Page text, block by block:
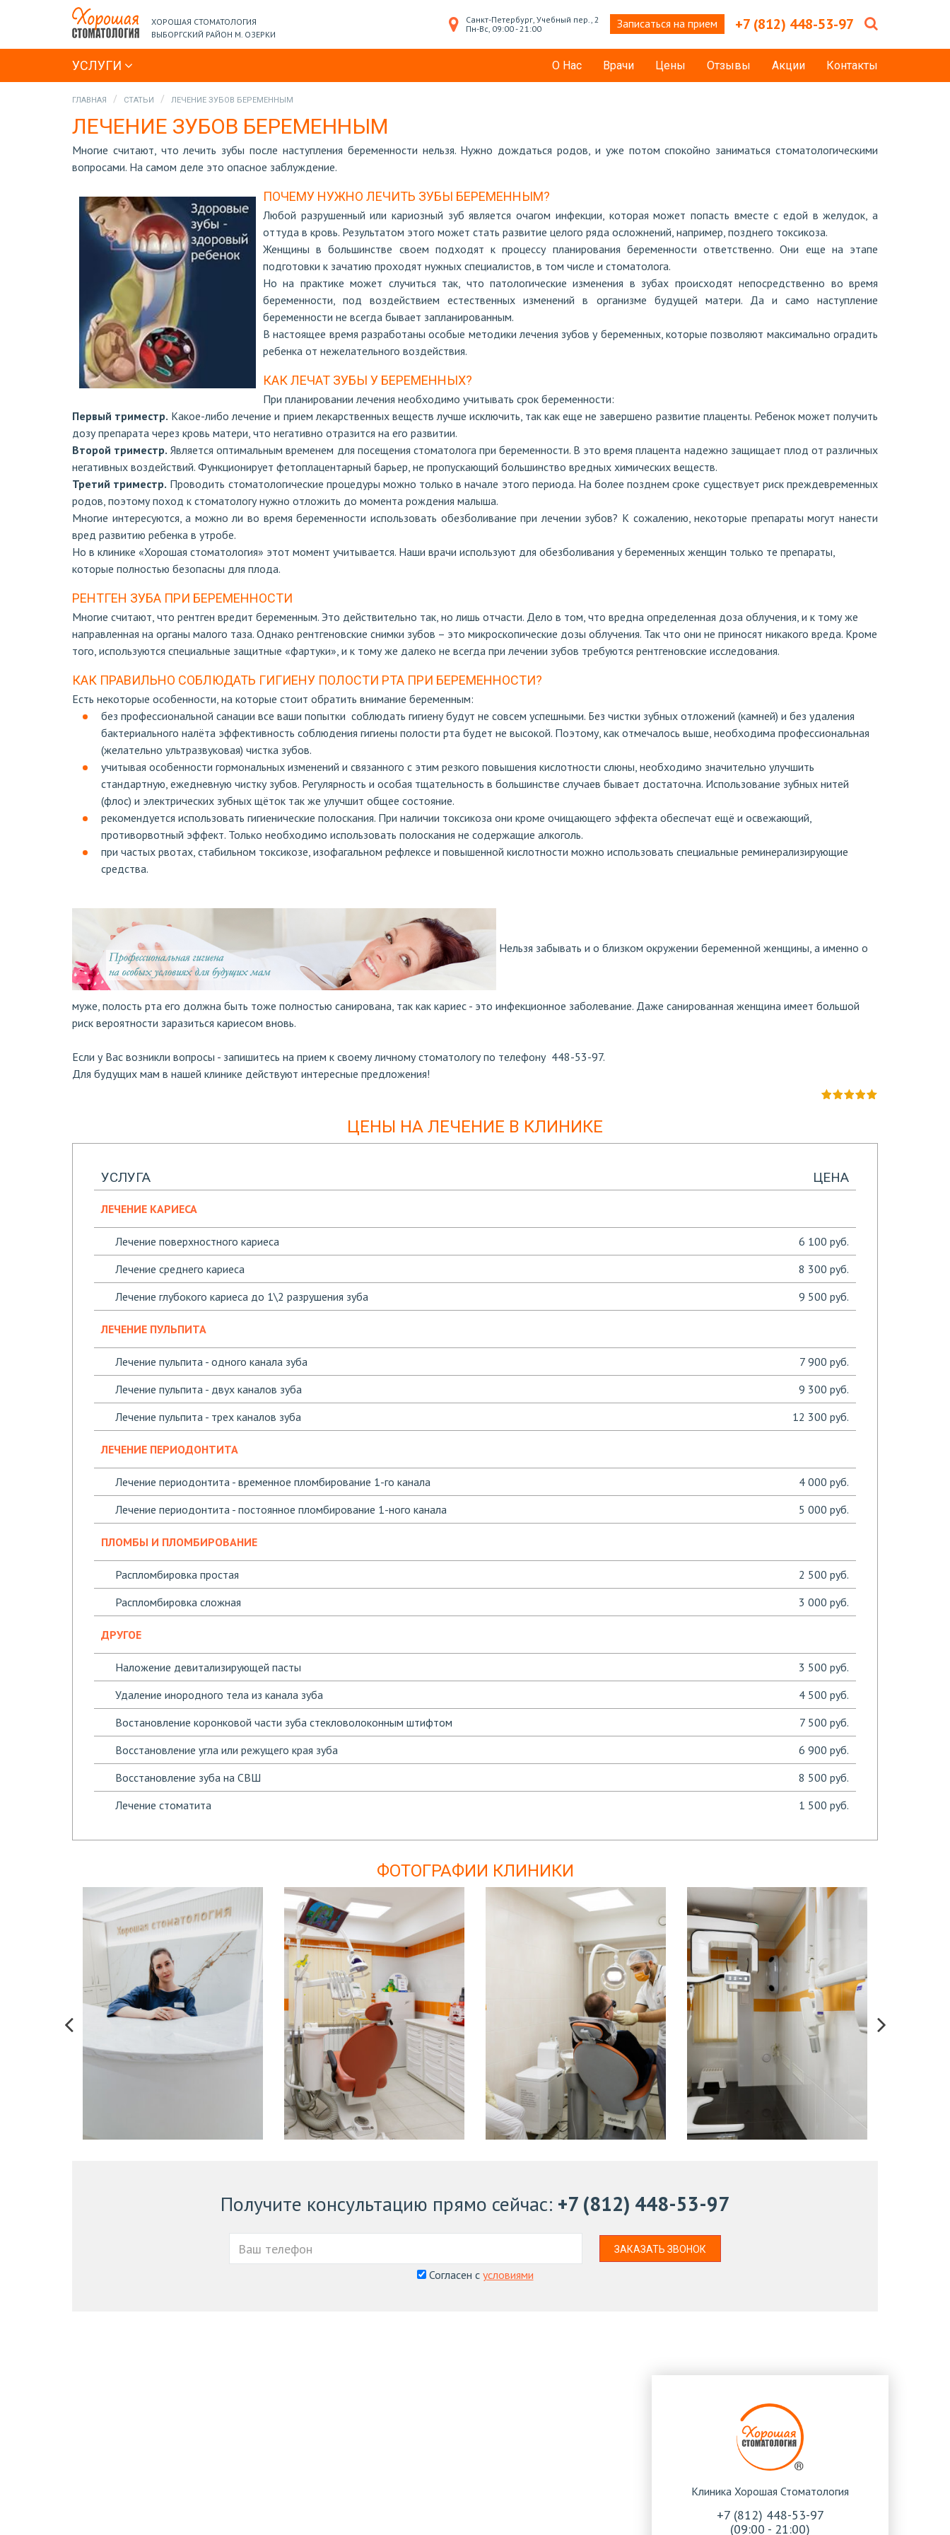
ХОРОШАЯ СТОМАТОЛОГИЯ
ВЫБОРГСКИЙ РАЙОН М. ОЗЕРКИ
Санкт-Петербург, Учебный пер., 2
Пн-Вс, 09:00 - 21:00
Записаться на прием +7 (812) 448-53-97
УСЛУГИ О Нас Врачи Цены Отзывы Акции Контакты
ГЛАВНАЯ СТАТЬИ ЛЕЧЕНИЕ ЗУБОВ БЕРЕМЕННЫМ
ЛЕЧЕНИЕ ЗУБОВ БЕРЕМЕННЫМ
Многие считают, что лечить зубы после наступления беременности нельзя. Нужно дождаться родов, и уже потом спокойно заниматься стоматологическими
вопросами. На самом деле это опасное заблуждение.
ПОЧЕМУ НУЖНО ЛЕЧИТЬ ЗУБЫ БЕРЕМЕННЫМ?
Любой разрушенный или кариозный зуб является очагом инфекции, которая может попасть вместе с едой в желудок, а
оттуда в кровь. Результатом этого может стать развитие целого ряда осложнений, например, позднего токсикоза.
Женщины в большинстве своем подходят к процессу планирования беременности ответственно. Они еще на этапе
подготовки к зачатию проходят нужных специалистов, в том числе и стоматолога.
Но на практике может случиться так, что патологические изменения в зубах происходят непосредственно во время
беременности, под воздействием естественных изменений в организме будущей матери. Да и само наступление
беременности не всегда бывает запланированным.
В настоящее время разработаны особые методики лечения зубов у беременных, которые позволяют максимально оградить
ребенка от нежелательного воздействия.
КАК ЛЕЧАТ ЗУБЫ У БЕРЕМЕННЫХ?
При планировании лечения необходимо учитывать срок беременности:
Первый триместр. Какое-либо лечение и прием лекарственных веществ лучше исключить, так как еще не завершено развитие плаценты. Ребенок может получить
дозу препарата через кровь матери, что негативно отразится на его развитии.
Второй триместр. Является оптимальным временем для посещения стоматолога при беременности. В это время плацента надежно защищает плод от различных
негативных воздействий. Функционирует фетоплацентарный барьер, не пропускающий большинство вредных химических веществ.
Третий триместр. Проводить стоматологические процедуры можно только в начале этого периода. На более позднем сроке существует риск преждевременных
родов, поэтому поход к стоматологу нужно отложить до момента рождения малыша.
Многие интересуются, а можно ли во время беременности использовать обезболивание при лечении зубов? К сожалению, некоторые препараты могут нанести
вред развитию ребенка в утробе.
Но в клинике «Хорошая стоматология» этот момент учитывается. Наши врачи используют для обезболивания у беременных женщин только те препараты,
которые полностью безопасны для плода.
РЕНТГЕН ЗУБА ПРИ БЕРЕМЕННОСТИ
Многие считают, что рентген вредит беременным. Это действительно так, но лишь отчасти. Дело в том, что вредна определенная доза облучения, и к тому же
направленная на органы малого таза. Однако рентгеновские снимки зубов – это микроскопические дозы облучения. Так что они не приносят никакого вреда. Кроме
того, используются специальные защитные «фартуки», и к тому же далеко не всегда при лечении зубов требуются рентгеновские исследования.
КАК ПРАВИЛЬНО СОБЛЮДАТЬ ГИГИЕНУ ПОЛОСТИ РТА ПРИ БЕРЕМЕННОСТИ?
Есть некоторые особенности, на которые стоит обратить внимание беременным:
без профессиональной санации все ваши попытки соблюдать гигиену будут не совсем успешными. Без чистки зубных отложений (камней) и без удаления
бактериального налёта эффективность соблюдения гигиены полости рта будет не высокой. Поэтому, как отмечалось выше, необходима профессиональная
(желательно ультразвуковая) чистка зубов.
учитывая особенности гормональных изменений и связанного с этим резкого повышения кислотности слюны, необходимо значительно улучшить
стандартную, ежедневную чистку зубов. Регулярность и особая тщательность в большинстве случаев бывает достаточна. Использование зубных нитей
(флос) и электрических зубных щёток так же улучшит общее состояние.
рекомендуется использовать гигиенические полоскания. При наличии токсикоза они кроме очищающего эффекта обеспечат ещё и освежающий,
противорвотный эффект. Только необходимо использовать полоскания не содержащие алкоголь.
при частых рвотах, стабильном токсикозе, изофагальном рефлексе и повышенной кислотности можно использовать специальные реминерализирующие
средства.
Нельзя забывать и о близком окружении беременной женщины, а именно о
муже, полость рта его должна быть тоже полностью санирована, так как кариес - это инфекционное заболевание. Даже санированная женщина имеет большой
риск вероятности заразиться кариесом вновь.
Если у Вас возникли вопросы - запишитесь на прием к своему личному стоматологу по телефону 448-53-97.
Для будущих мам в нашей клинике действуют интересные предложения!
ЦЕНЫ НА ЛЕЧЕНИЕ В КЛИНИКЕ
УСЛУГА ЦЕНА
ЛЕЧЕНИЕ КАРИЕСА
Лечение поверхностного кариеса
6 100 руб.
Лечение среднего кариеса
8 300 руб.
Лечение глубокого кариеса до 1\2 разрушения зуба
9 500 руб.
ЛЕЧЕНИЕ ПУЛЬПИТА
Лечение пульпита - одного канала зуба
7 900 руб.
Лечение пульпита - двух каналов зуба
9 300 руб.
Лечение пульпита - трех каналов зуба
12 300 руб.
ЛЕЧЕНИЕ ПЕРИОДОНТИТА
Лечение периодонтита - временное пломбирование 1-го канала
4 000 руб.
Лечение периодонтита - постоянное пломбирование 1-ного канала
5 000 руб.
ПЛОМБЫ И ПЛОМБИРОВАНИЕ
Распломбировка простая
2 500 руб.
Распломбировка сложная
3 000 руб.
ДРУГОЕ
Наложение девитализирующей пасты
3 500 руб.
Удаление инородного тела из канала зуба
4 500 руб.
Востановление коронковой части зуба стекловолоконным штифтом
7 500 руб.
Восстановление угла или режущего края зуба
6 900 руб.
Восстановление зуба на СВШ
8 500 руб.
Лечение стоматита
1 500 руб.
ФОТОГРАФИИ КЛИНИКИ
Получите консультацию прямо сейчас: +7 (812) 448-53-97
телефон
ЗАКАЗАТЬ ЗВОНОК
Согласен с условиями
Клиника Хорошая Стоматология
+7 (812) 448-53-97
(09:00 - 21:00)